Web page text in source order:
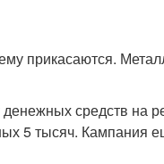
прикасаются.
средств на
5 тысяч. Кампания